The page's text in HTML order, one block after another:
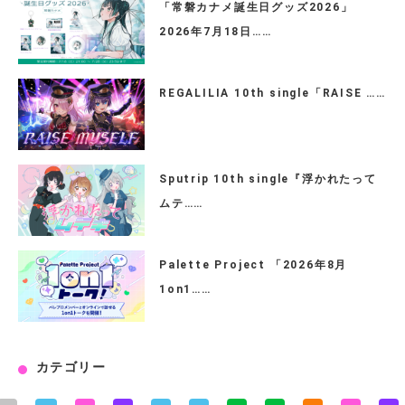
「常磐カナメ誕生日グッズ2026」
2026年7月18日……
REGALILIA 10th single「RAISE ……
Sputrip 10th single『浮かれたって
ムテ……
Palette Project 「2026年8月
1on1……
カテゴリー